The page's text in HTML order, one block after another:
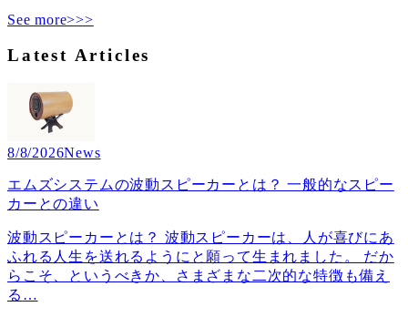
See more>>>
Latest Articles
8/8/2026News
エムズシステムの波動スピーカーとは？ 一般的なスピー
カーとの違い
波動スピーカーとは？ 波動スピーカーは、人が喜びにあ
ふれる人生を送れるようにと願って生まれました。 だか
らこそ、というべきか、さまざまな二次的な特徴も備え
る …